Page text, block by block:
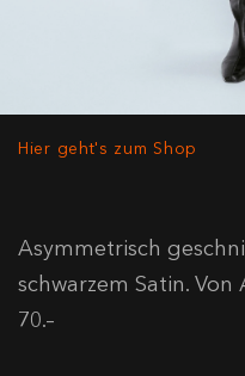
Hier geht's zum Shop
Asymmetrisch
schwarzem Satin. Von
70.–